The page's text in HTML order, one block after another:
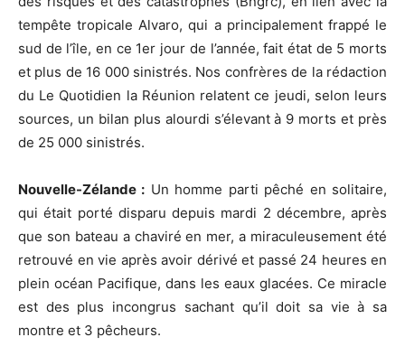
tempête tropicale Alvaro, qui a principalement frappé le
sud de l’île, en ce 1er jour de l’année, fait état de 5 morts
et plus de 16 000 sinistrés. Nos confrères de la rédaction
du Le Quotidien la Réunion relatent ce jeudi, selon leurs
sources, un bilan plus alourdi s’élevant à 9 morts et près
de 25 000 sinistrés.
Nouvelle-Zélande : Un homme parti pêché en solitaire,
qui était porté disparu depuis mardi 2 décembre, après
que son bateau a chaviré en mer, a miraculeusement été
retrouvé en vie après avoir dérivé et passé 24 heures en
plein océan Pacifique, dans les eaux glacées. Ce miracle
est des plus incongrus sachant qu’il doit sa vie à sa
montre et 3 pêcheurs.